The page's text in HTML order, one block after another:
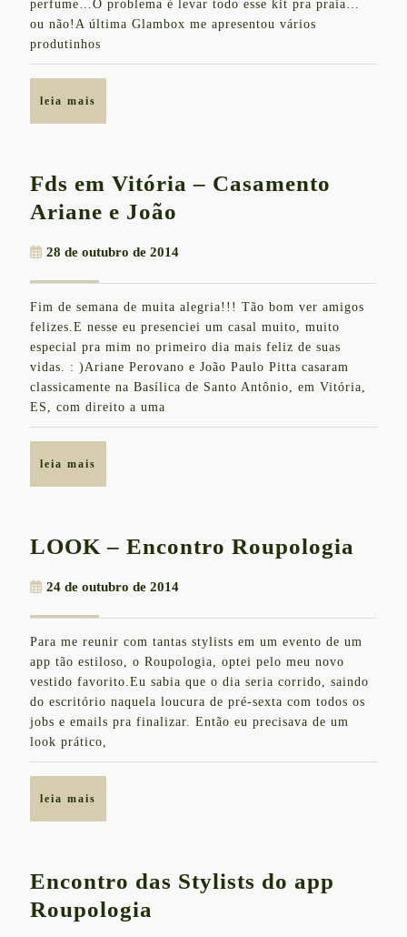
perfume…O problema é levar todo esse kit pra praia…
ou não!A última Glambox me apresentou vários
produtinhos
leia mais
Fds em Vitória – Casamento
Ariane e João
Vitória
–
Casamento
Ariane
e
28 de outubro de 201428
de
2014
Fim de semana de muita alegria!!! Tão bom ver amigos
felizes.E nesse eu presenciei um casal muito, muito
especial pra mim no primeiro dia mais feliz de suas
vidas. : )Ariane Perovano e João Paulo Pitta casaram
classicamente na Basílica de Santo Antônio, em Vitória,
ES, com direito a uma
leia mais
LOOK – Encontro Roupologia
24 de outubro de 201424
de
2014
Para me reunir com tantas stylists em um evento de um
app tão estiloso, o Roupologia, optei pelo meu novo
vestido favorito.Eu sabia que o dia seria corrido, saindo
do escritório naquela loucura de pré-sexta com todos os
jobs e emails pra finalizar. Então eu precisava de um
look prático,
leia mais
Encontro das Stylists do app
Roupologia